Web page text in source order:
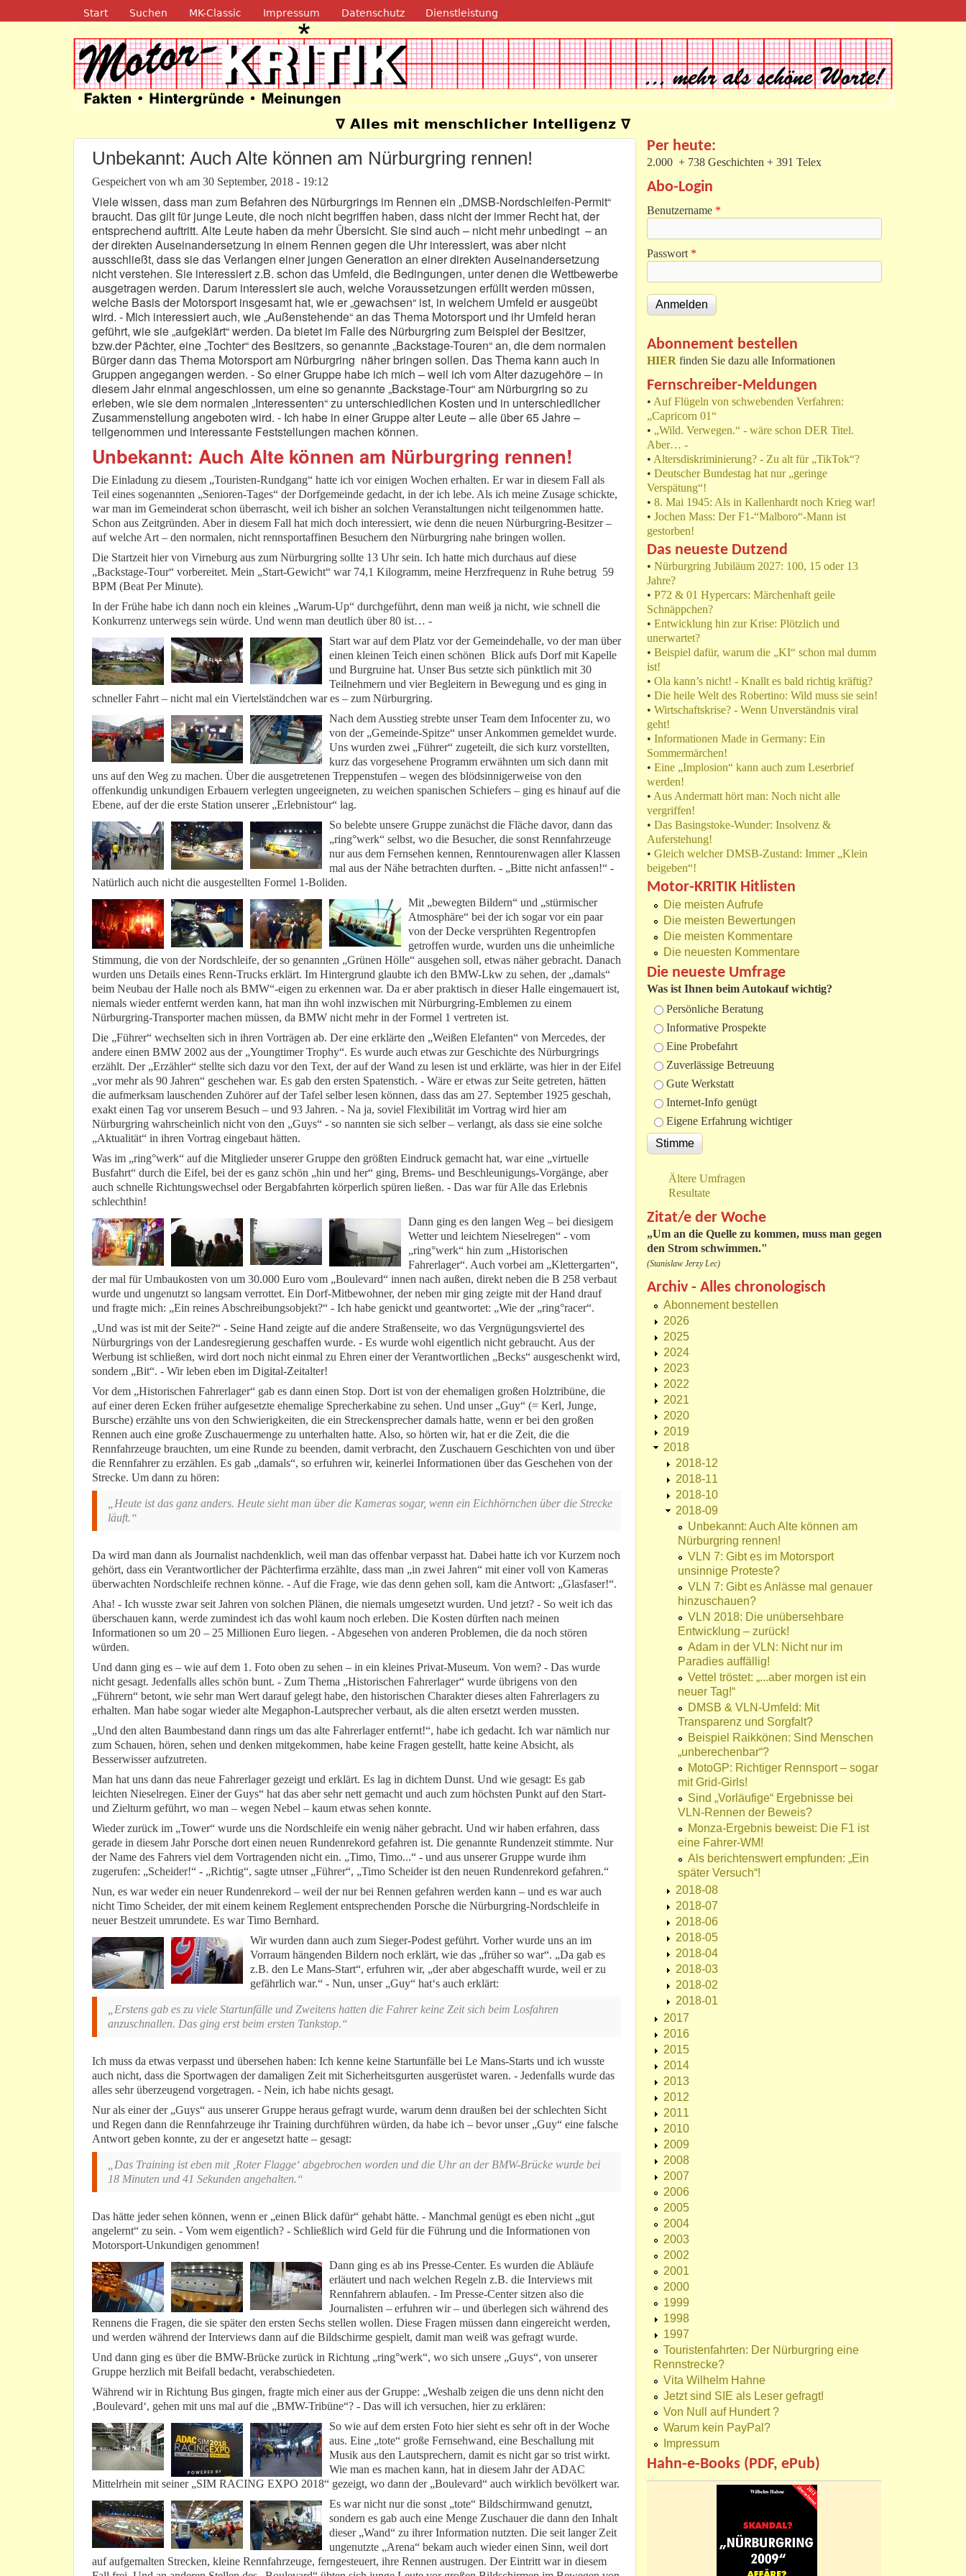
Direkt zum Inhalt
Navigation
Start Suchen MK-Classic Impressum Datenschutz Dienstleistung
Motor-Kritik.de∇ Alles mit menschlicher Intelligenz ∇
Unbekannt: Auch Alte können am Nürburgring rennen!
Gespeichert von wh am 30 September, 2018 - 19:12
Viele wissen, dass man zum Befahren des Nürburgrings im Rennen ein „DMSB-Nordschleifen-Permit“
braucht. Das gilt für junge Leute, die noch nicht begriffen haben, dass nicht der immer Recht hat, der
entsprechend auftritt. Alte Leute haben da mehr Übersicht. Sie sind auch – nicht mehr unbedingt – an
der direkten Auseinandersetzung in einem Rennen gegen die Uhr interessiert, was aber nicht
ausschließt, dass sie das Verlangen einer jungen Generation an einer direkten Auseinandersetzung
nicht verstehen. Sie interessiert z.B. schon das Umfeld, die Bedingungen, unter denen die Wettbewerbe
ausgetragen werden. Darum interessiert sie auch, welche Voraussetzungen erfüllt werden müssen,
welche Basis der Motorsport insgesamt hat, wie er „gewachsen“ ist, in welchem Umfeld er ausgeübt
wird. - Mich interessiert auch, wie „Außenstehende“ an das Thema Motorsport und ihr Umfeld heran
geführt, wie sie „aufgeklärt“ werden. Da bietet im Falle des Nürburgring zum Beispiel der Besitzer,
bzw.der Pächter, eine „Tochter“ des Besitzers, so genannte „Backstage-Touren“ an, die dem normalen
Bürger dann das Thema Motorsport am Nürburgring näher bringen sollen. Das Thema kann auch in
Gruppen angegangen werden. - So einer Gruppe habe ich mich – weil ich vom Alter dazugehöre – in
diesem Jahr einmal angeschlossen, um eine so genannte „Backstage-Tour“ am Nürburgring so zu
erleben, wie sie dem normalen „Interessenten“ zu unterschiedlichen Kosten und in unterschiedlicher
Zusammenstellung angeboten wird. - Ich habe in einer Gruppe alter Leute – alle über 65 Jahre –
teilgenommen und interessante Feststellungen machen können.
Unbekannt: Auch Alte können am Nürburgring rennen!
Die Einladung zu diesem „Touristen-Rundgang“ hatte ich vor einigen Wochen erhalten. Er war in diesem Fall als
Teil eines sogenannten „Senioren-Tages“ der Dorfgemeinde gedacht, in der ich lebe. Als ich meine Zusage schickte,
war man im Gemeinderat schon überrascht, weil ich bisher an solchen Veranstaltungen nicht teilgenommen hatte.
Schon aus Zeitgründen. Aber in diesem Fall hat mich doch interessiert, wie denn die neuen Nürburgring-Besitzer –
auf welche Art – den normalen, nicht rennsportaffinen Besuchern den Nürburgring nahe bringen wollen.
Die Startzeit hier von Virneburg aus zum Nürburgring sollte 13 Uhr sein. Ich hatte mich durchaus auf diese
„Backstage-Tour“ vorbereitet. Mein „Start-Gewicht“ war 74,1 Kilogramm, meine Herzfrequenz in Ruhe betrug 59
BPM (Beat Per Minute).
In der Frühe habe ich dann noch ein kleines „Warum-Up“ durchgeführt, denn man weiß ja nicht, wie schnell die
Konkurrenz unterwegs sein würde. Und wenn man deutlich über 80 ist… -
Start war auf dem Platz vor der Gemeindehalle, vo der man über
einen kleinen Teich einen schönen Blick aufs Dorf mit Kapelle
und Burgruine hat. Unser Bus setzte sich pünktlich mit 30
Teilnehmern und vier Begleitern in Bewegung und es ging in
schneller Fahrt – nicht mal ein Viertelständchen war es – zum Nürburgring.
Nach dem Ausstieg strebte unser Team dem Infocenter zu, wo
von der „Gemeinde-Spitze“ unser Ankommen gemeldet wurde.
Uns wurden zwei „Führer“ zugeteilt, die sich kurz vorstellten,
kurz das vorgesehene Programm erwähnten um sich dann mit
uns auf den Weg zu machen. Über die ausgetretenen Treppenstufen – wegen des blödsinnigerweise von den
offenkundig unkundigen Erbauern verlegten ungeeigneten, zu weichen spanischen Schiefers – ging es hinauf auf die
Ebene, auf der die erste Station unserer „Erlebnistour“ lag.
So belebte unsere Gruppe zunächst die Fläche davor, dann das
„ring°werk“ selbst, wo die Besucher, die sonst Rennfahrzeuge
nur aus dem Fernsehen kennen, Renntourenwagen aller Klassen
mal aus der Nähe betrachten durften. - „Bitte nicht anfassen!“ -
Natürlich auch nicht die ausgestellten Formel 1-Boliden.
Mit „bewegten Bildern“ und „stürmischer
Atmosphäre“ bei der ich sogar vor ein paar
von der Decke versprühten Regentropfen
getroffen wurde, wurden uns die unheimliche
Stimmung, die von der Nordschleife, der so genannten „Grünen Hölle“ ausgehen soll, etwas näher gebracht. Danach
wurden uns Details eines Renn-Trucks erklärt. Im Hintergrund glaubte ich den BMW-Lkw zu sehen, der „damals“
beim Neubau der Halle noch als BMW“-eigen zu erkennen war. Da er aber praktisch in dieser Halle eingemauert ist,
niemals wieder entfernt werden kann, hat man ihn wohl inzwischen mit Nürburgring-Emblemen zu einem
Nürburgring-Transporter machen müssen, da BMW nicht mehr in der Formel 1 vertreten ist.
Die „Führer“ wechselten sich in ihren Vorträgen ab. Der eine erklärte den „Weißen Elefanten“ von Mercedes, der
andere einen BMW 2002 aus der „Youngtimer Trophy“. Es wurde auch etwas zur Geschichte des Nürburgrings
erzählt. Der „Erzähler“ stellte sich dazu vor den Text, der auf der Wand zu lesen ist und erklärte, was hier in der Eifel
„vor mehr als 90 Jahren“ geschehen war. Es gab den ersten Spatenstich. - Wäre er etwas zur Seite getreten, hätten
die aufmerksam lauschenden Zuhörer auf der Tafel selber lesen können, dass das am 27. September 1925 geschah,
exakt einen Tag vor unserem Besuch – und 93 Jahren. - Na ja, soviel Flexibilität im Vortrag wird hier am
Nürburgring wahrscheinlich nicht von den „Guys“ - so nannten sie sich selber – verlangt, als dass sie eine solche
„Aktualität“ in ihren Vortrag eingebaut hätten.
Was im „ring°werk“ auf die Mitglieder unserer Gruppe den größten Eindruck gemacht hat, war eine „virtuelle
Busfahrt“ durch die Eifel, bei der es ganz schön „hin und her“ ging, Brems- und Beschleunigungs-Vorgänge, aber
auch schnelle Richtungswechsel oder Bergabfahrten körperlich spüren ließen. - Das war für Alle das Erlebnis
schlechthin!
Dann ging es den langen Weg – bei diesigem
Wetter und leichtem Nieselregen“ - vom
„ring°werk“ hin zum „Historischen
Fahrerlager“. Auch vorbei am „Klettergarten“,
der mal für Umbaukosten von um 30.000 Euro vom „Boulevard“ innen nach außen, direkt neben die B 258 verbaut
wurde und ungenutzt so langsam verrottet. Ein Dorf-Mitbewohner, der neben mir ging zeigte mit der Hand drauf
und fragte mich: „Ein reines Abschreibungsobjekt?“ - Ich habe genickt und geantwortet: „Wie der „ring°racer“.
„Und was ist mit der Seite?“ - Seine Hand zeigte auf die andere Straßenseite, wo das Vergnügungsviertel des
Nürburgrings von der Landesregierung geschaffen wurde. - Es wurde wohl eigentlich nicht gebraucht. Aus der
Werbung ist schließen, wird dort noch nicht einmal zu Ehren einer der Verantwortlichen „Becks“ ausgeschenkt wird,
sondern „Bit“. - Wir leben eben im Digital-Zeitalter!
Vor dem „Historischen Fahrerlager“ gab es dann einen Stop. Dort ist von der ehemaligen großen Holztribüne, die
auf einer deren Ecken früher aufgesetzte ehemalige Sprecherkabine zu sehen. Und unser „Guy“ (= Kerl, Junge,
Bursche) erzählte uns von den Schwierigkeiten, die ein Streckensprecher damals hatte, wenn er bei den großen
Rennen auch eine große Zuschauermenge zu unterhalten hatte. Also, so hörten wir, hat er die Zeit, die die
Rennfahrzeuge brauchten, um eine Runde zu beenden, damit verbracht, den Zuschauern Geschichten von und über
die Rennfahrer zu erzählen. Es gab „damals“, so erfuhren wir, keinerlei Informationen über das Geschehen von der
Strecke. Um dann zu hören:
„Heute ist das ganz anders. Heute sieht man über die Kameras sogar, wenn ein Eichhörnchen über die Strecke
läuft.“
Da wird man dann als Journalist nachdenklich, weil man das offenbar verpasst hat. Dabei hatte ich vor Kurzem noch
gehört, dass ein Verantwortlicher der Pächterfirma erzählte, dass man „in zwei Jahren“ mit einer voll von Kameras
überwachten Nordschleife rechnen könne. - Auf die Frage, wie das denn gehen soll, kam die Antwort: „Glasfaser!“.
Aha! - Ich wusste zwar seit Jahren von solchen Plänen, die niemals umgesetzt wurden. Und jetzt? - So weit ich das
überschauen kann, werde zumindest ich das wohl kaum noch erleben. Die Kosten dürften nach meinen
Informationen so um 20 – 25 Millionen Euro liegen. - Abgesehen von anderen Problemen, die da noch stören
würden.
Und dann ging es – wie auf dem 1. Foto oben zu sehen – in ein kleines Privat-Museum. Von wem? - Das wurde
nicht gesagt. Jedenfalls alles schön bunt. - Zum Thema „Historischen Fahrerlager“ wurde übrigens von den
„Führern“ betont, wie sehr man Wert darauf gelegt habe, den historischen Charakter dieses alten Fahrerlagers zu
erhalten. Man habe sogar wieder alte Megaphon-Lautsprecher verbaut, als die alten ersetzt werden mussten.
„Und den alten Baumbestand dann rings um das alte Fahrerlager entfernt!“, habe ich gedacht. Ich war nämlich nur
zum Schauen, hören, sehen und denken mitgekommen, habe keine Fragen gestellt, hatte keine Absicht, als
Besserwisser aufzutreten.
Man hat uns dann das neue Fahrerlager gezeigt und erklärt. Es lag in dichtem Dunst. Und wie gesagt: Es gab
leichten Nieselregen. Einer der Guys“ hat das aber sehr nett gemacht und auch zum höchsten Punkt auf den Start-
und Zielturm geführt, wo man – wegen Nebel – kaum etwas sehen konnte.
Wieder zurück im „Tower“ wurde uns die Nordschleife ein wenig näher gebracht. Und wir haben erfahren, dass
gerade in diesem Jahr Porsche dort einen neuen Rundenrekord gefahren ist. Die genannte Rundenzeit stimmte. Nur
der Name des Fahrers viel dem Vortragenden nicht ein. „Timo, Timo...“ - und aus unserer Gruppe wurde ihm
zugerufen: „Scheider!“ - „Richtig“, sagte utnser „Führer“, „Timo Scheider ist den neuen Rundenrekord gefahren.“
Nun, es war weder ein neuer Rundenrekord – weil der nur bei Rennen gefahren werden kann – und es war auch
nicht Timo Scheider, der mit einem keinem Reglement entsprechenden Porsche die Nürburgring-Nordschleife in
neuer Bestzeit umrundete. Es war Timo Bernhard.
Wir wurden dann auch zum Sieger-Podest geführt. Vorher wurde uns an im
Vorraum hängenden Bildern noch erklärt, wie das „früher so war“. „Da gab es
z.B. den Le Mans-Start“, erfuhren wir, „der aber abgeschafft wurde, weil er zu
gefährlich war.“ - Nun, unser „Guy“ hat‘s auch erklärt:
„Erstens gab es zu viele Startunfälle und Zweitens hatten die Fahrer keine Zeit sich beim Losfahren
anzuschnallen. Das ging erst beim ersten Tankstop.“
Ich muss da etwas verpasst und übersehen haben: Ich kenne keine Startunfälle bei Le Mans-Starts und ich wusste
auch nicht, dass die Sportwagen der damaligen Zeit mit Sicherheitsgurten ausgerüstet waren. - Jedenfalls wurde das
alles sehr überzeugend vorgetragen. - Nein, ich habe nichts gesagt.
Nur als einer der „Guys“ aus unserer Gruppe heraus gefragt wurde, warum denn draußen bei der schlechten Sicht
und Regen dann die Rennfahrzeuge ihr Training durchführen würden, da habe ich – bevor unser „Guy“ eine falsche
Antwort geben konnte, zu der er angesetzt hatte – gesagt:
„Das Training ist eben mit ‚Roter Flagge‘ abgebrochen worden und die Uhr an der BMW-Brücke wurde bei
18 Minuten und 41 Sekunden angehalten.“
Das hätte jeder sehen können, wenn er „einen Blick dafür“ gehabt hätte. - Manchmal genügt es eben nicht „gut
angelernt“ zu sein. - Vom wem eigentlich? - Schließlich wird Geld für die Führung und die Informationen von
Motorsport-Unkundigen genommen!
Dann ging es ab ins Presse-Center. Es wurden die Abläufe
erläutert und nach welchen Regeln z.B. die Interviews mit
Rennfahrern ablaufen. - Im Presse-Center sitzen also die
Journalisten – erfuhren wir – und überlegen sich während des
Rennens die Fragen, die sie später den ersten Sechs stellen wollen. Diese Fragen müssen dann eingereicht werden,
und werden während der Interviews dann auf die Bildschirme gespielt, damit man weiß was gefragt wurde.
Und dann ging es über die BMW-Brücke zurück in Richtung „ring°werk“, wo sich unsere „Guys“, von unserer
Gruppe herzlich mit Beifall bedacht, verabschiedeten.
Während wir in Richtung Bus gingen, fragte mich einer aus der Gruppe: „Weshalb zeigen die uns denn nicht den
‚Boulevard‘, gehen mit uns mal auf die „BMW-Tribüne“? - Das will ich versuchen, hier zu erklären:
So wie auf dem ersten Foto hier sieht es sehr oft in der Woche
aus. Eine „tote“ große Fernsehwand, eine Beschallung mit
Musik aus den Lautsprechern, damit es nicht gar so trist wirkt.
Wie man es machen kann, hat in diesem Jahr der ADAC
Mittelrhein mit seiner „SIM RACING EXPO 2018“ gezeigt, wo dann der „Boulevard“ auch wirklich bevölkert war.
Es war nicht nur die sonst „tote“ Bildschirmwand genutzt,
sondern es gab auch eine Menge Zuschauer die dann den Inhalt
dieser „Wand“ zu ihrer Information nutzten. Die seit langer Zeit
ungenutzte „Arena“ bekam auch wieder einen Sinn, weil dort
auf aufgemalten Strecken, kleine Rennfahrzeuge, ferngesteuert, ihre Rennen austrugen. Der Eintritt war in diesem
Per heute:
2.000 + 738 Geschichten + 391 Telex
Abo-Login
Benutzername *
Passwort *
Abonnement bestellen
HIER finden Sie dazu alle Informationen
Fernschreiber-Meldungen
• Auf Flügeln von schwebenden Verfahren:
„Capricorn 01“
• „Wild. Verwegen.“ - wäre schon DER Titel.
Aber… -
• Altersdiskriminierung? - Zu alt für „TikTok“?
• Deutscher Bundestag hat nur „geringe
Verspätung“!
• 8. Mai 1945: Als in Kallenhardt noch Krieg war!
• Jochen Mass: Der F1-“Malboro“-Mann ist
gestorben!
Das neueste Dutzend
• Nürburgring Jubiläum 2027: 100, 15 oder 13
Jahre?
• P72 & 01 Hypercars: Märchenhaft geile
Schnäppchen?
• Entwicklung hin zur Krise: Plötzlich und
unerwartet?
• Beispiel dafür, warum die „KI“ schon mal dumm
ist!
• Ola kann’s nicht! - Knallt es bald richtig kräftig?
• Die heile Welt des Robertino: Wild muss sie sein!
• Wirtschaftskrise? - Wenn Unverständnis viral
geht!
• Informationen Made in Germany: Ein
Sommermärchen!
• Eine „Implosion“ kann auch zum Leserbrief
werden!
• Aus Andermatt hört man: Noch nicht alle
vergriffen!
• Das Basingstoke-Wunder: Insolvenz &
Auferstehung!
• Gleich welcher DMSB-Zustand: Immer „Klein
beigeben“!
Motor-KRITIK Hitlisten
Die meisten Aufrufe
Die meisten Bewertungen
Die meisten Kommentare
Die neuesten Kommentare
Die neueste Umfrage
Was ist Ihnen beim Autokauf wichtig?
Auswahlmöglichkeiten
Persönliche Beratung
Informative Prospekte
Eine Probefahrt
Zuverlässige Betreuung
Gute Werkstatt
Internet-Info genügt
Eigene Erfahrung wichtiger
Ältere Umfragen
Resultate
Zitat/e der Woche
„Um an die Quelle zu kommen, muss man gegen
den Strom schwimmen."
(Stanislaw Jerzy Lec)
Archiv - Alles chronologisch
Abonnement bestellen
2026
2025
2024
2023
2022
2021
2020
2019
2018
2018-12
2018-11
2018-10
2018-09
Unbekannt: Auch Alte können am
Nürburgring rennen!
VLN 7: Gibt es im Motorsport
unsinnige Proteste?
VLN 7: Gibt es Anlässe mal genauer
hinzuschauen?
VLN 2018: Die unübersehbare
Entwicklung – zurück!
Adam in der VLN: Nicht nur im
Paradies auffällig!
Vettel tröstet: „...aber morgen ist ein
neuer Tag!“
DMSB & VLN-Umfeld: Mit
Transparenz und Sorgfalt?
Beispiel Raikkönen: Sind Menschen
„unberechenbar“?
MotoGP: Richtiger Rennsport – sogar
mit Grid-Girls!
Sind „Vorläufige“ Ergebnisse bei
VLN-Rennen der Beweis?
Monza-Ergebnis beweist: Die F1 ist
eine Fahrer-WM!
Als berichtenswert empfunden: „Ein
später Versuch“!
2018-08
2018-07
2018-06
2018-05
2018-04
2018-03
2018-02
2018-01
2017
2016
2015
2014
2013
2012
2011
2010
2009
2008
2007
2006
2005
2004
2003
2002
2001
2000
1999
1998
1997
Touristenfahrten: Der Nürburgring eine
Rennstrecke?
Vita Wilhelm Hahne
Jetzt sind SIE als Leser gefragt!
Von Null auf Hundert ?
Warum kein PayPal?
Impressum
Hahn-e-Books (PDF, ePub)